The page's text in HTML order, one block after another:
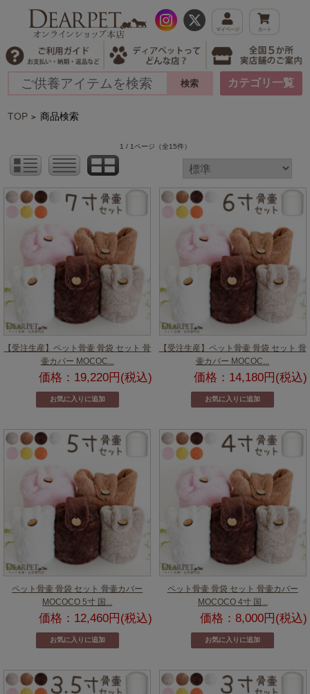
カテゴリ一覧
TOP > 商品検索
1 / 1ページ （全15件）
【受注生産】ペット骨壷 骨袋 セット 骨
壷カバー MOCOC...
価格：19,220円(税込)
【受注生産】ペット骨壷 骨袋 セット 骨
壷カバー MOCOC...
価格：14,180円(税込)
ペット骨壷 骨袋 セット 骨壷カバー
MOCOCO 5寸 国...
価格：12,460円(税込)
ペット骨壷 骨袋 セット 骨壷カバー
MOCOCO 4寸 国...
価格：8,000円(税込)